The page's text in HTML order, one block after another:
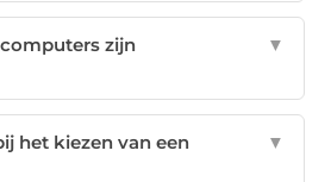
zijn
▼
het kiezen van een
▼